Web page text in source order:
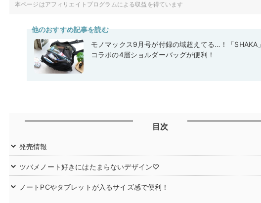
本ページはアフィリエイトプログラムによる収益を得ています
他のおすすめ記事を読む
モノマックス9月号が付録の域超えてる…！「SHAKA」
コラボの4層ショルダーバッグが便利！
目次
発売情報
ツバメノート好きにはたまらないデザイン♡
ノートPCやタブレットが入るサイズ感で便利！